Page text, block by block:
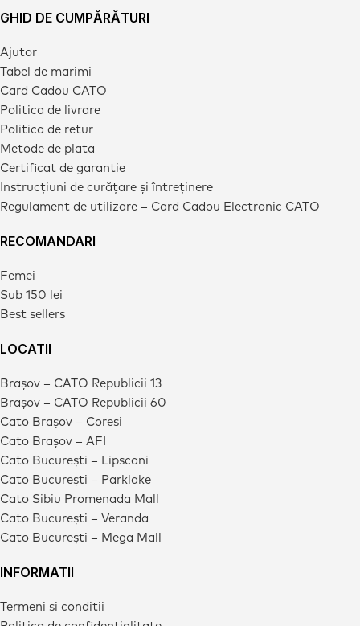
GHID DE CUMPĂRĂTURI
Ajutor
Tabel de marimi
Card Cadou CATO
Politica de livrare
Politica de retur
Metode de plata
Certificat de garantie
Instrucțiuni de curățare și întreținere
Regulament de utilizare – Card Cadou Electronic CATO
RECOMANDARI
Femei
Sub 150 lei
Best sellers
LOCATII
Brașov – CATO Republicii 13
Brașov – CATO Republicii 60
Cato Brașov – Coresi
Cato Brașov – AFI
Cato București – Lipscani
Cato București – Parklake
Cato Sibiu Promenada Mall
Cato București – Veranda
Cato București – Mega Mall
INFORMATII
Termeni si conditii